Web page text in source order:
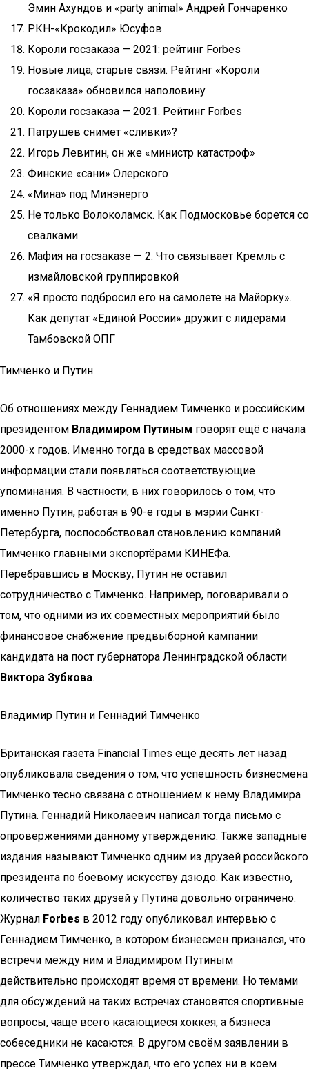
Эмин Ахундов и «party animal» Андрей Гончаренко
РКН-«Крокодил» Юсуфов
Короли госзаказа — 2021: рейтинг Forbes
Новые лица, старые связи. Рейтинг «Короли
госзаказа» обновился наполовину
Короли госзаказа — 2021. Рейтинг Forbes
Патрушев снимет «сливки»?
Игорь Левитин, он же «министр катастроф»
Финские «сани» Олерского
«Мина» под Минэнерго
Не только Волоколамск. Как Подмосковье борется со
свалками
Мафия на госзаказе — 2. Что связывает Кремль с
измайловской группировкой
«Я просто подбросил его на самолете на Майорку».
Как депутат «Единой России» дружит с лидерами
Тамбовской ОПГ
Тимченко и Путин
Об отношениях между Геннадием Тимченко и российским
президентом Владимиром Путиным говорят ещё с начала
2000-х годов. Именно тогда в средствах массовой
информации стали появляться соответствующие
упоминания. В частности, в них говорилось о том, что
именно Путин, работая в 90-е годы в мэрии Санкт-
Петербурга, поспособствовал становлению компаний
Тимченко главными экспортёрами КИНЕФа.
Перебравшись в Москву, Путин не оставил
сотрудничество с Тимченко. Например, поговаривали о
том, что одними из их совместных мероприятий было
финансовое снабжение предвыборной кампании
кандидата на пост губернатора Ленинградской области
Виктора Зубкова.
Владимир Путин и Геннадий Тимченко
Британская газета Financial Times ещё десять лет назад
опубликовала сведения о том, что успешность бизнесмена
Тимченко тесно связана с отношением к нему Владимира
Путина. Геннадий Николаевич написал тогда письмо с
опровержениями данному утверждению. Также западные
издания называют Тимченко одним из друзей российского
президента по боевому искусству дзюдо. Как известно,
количество таких друзей у Путина довольно ограничено.
Журнал Forbes в 2012 году опубликовал интервью с
Геннадием Тимченко, в котором бизнесмен признался, что
встречи между ним и Владимиром Путиным
действительно происходят время от времени. Но темами
для обсуждений на таких встречах становятся спортивные
вопросы, чаще всего касающиеся хоккея, а бизнеса
собеседники не касаются. В другом своём заявлении в
прессе Тимченко утверждал, что его успех ни в коем